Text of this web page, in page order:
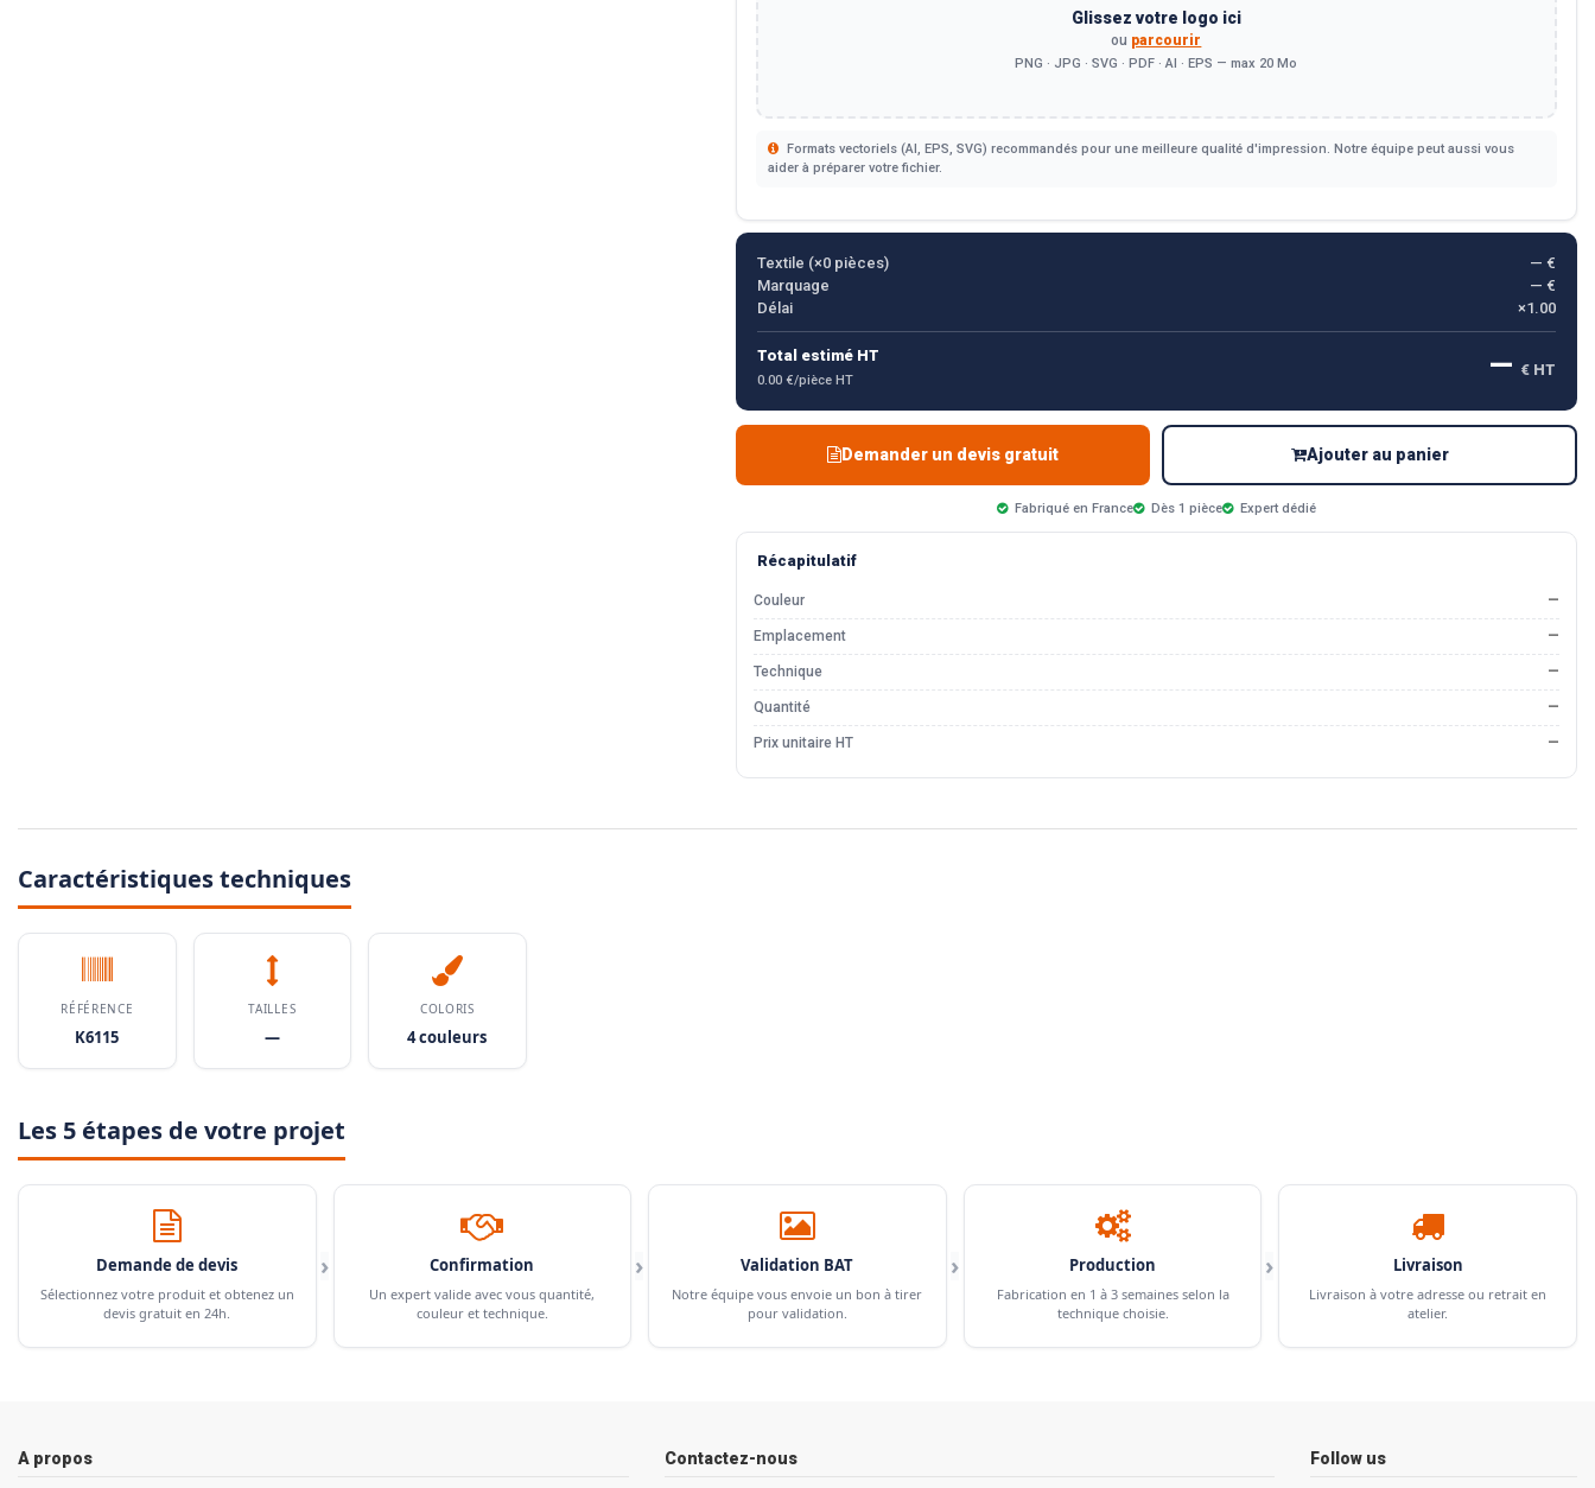
Glissez votre logo ici
ou parcourir
PNG · JPG · SVG · PDF · AI · EPS — max 20 Mo
Formats vectoriels (AI, EPS, SVG) recommandés pour une meilleure qualité d'impression. Notre équipe peut aussi vous
aider à préparer votre fichier.
Textile (×0pièces)
— €
Marquage
— €
Délai
×1.00
Total estimé HT
0.00 €/pièce HT — € HT
Demander un devis gratuit Ajouter au panier
Fabriqué en France Dès 1 pièce Expert dédié
Récapitulatif
Couleur —
Emplacement —
Technique —
Quantité —
Prix unitaire HT —
Caractéristiques techniques
RÉFÉRENCE
K6115
TAILLES
—
COLORIS
4 couleurs
Les 5 étapes de votre projet
Demande de devis
Sélectionnez votre produit et obtenez un
devis gratuit en 24h.
› Confirmation
Un expert valide avec vous quantité,
couleur et technique.
› Validation BAT
Notre équipe vous envoie un bon à tirer
pour validation.
› Production
Fabrication en 1 à 3 semaines selon la
technique choisie.
› Livraison
Livraison à votre adresse ou retrait en
atelier.
A propos Contactez-nous Follow us